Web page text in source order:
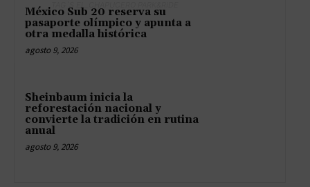
México Sub 20 reserva su
pasaporte olímpico y apunta a
otra medalla histórica
agosto 9, 2026
Sheinbaum inicia la
reforestación nacional y
convierte la tradición en rutina
anual
agosto 9, 2026